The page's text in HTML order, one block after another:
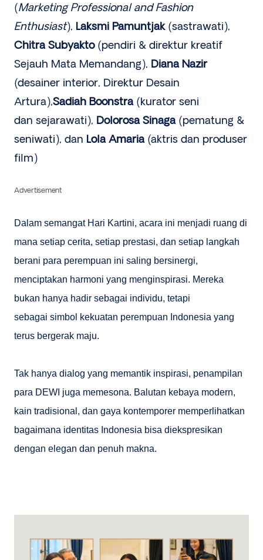
(Marketing Professional and Fashion
Enthusiast), Laksmi Pamuntjak(sastrawati),
Chitra Subyakto (pendiri & direktur kreatif
Sejauh Mata Memandang), Diana Nazir
(desainer interior, Direktur Desain
Artura),Sadiah Boonstra (kurator seni
dan sejarawati), Dolorosa Sinaga (pematung &
seniwati), dan Lola Amaria (aktris dan produser
film)
Advertisement
Dalam semangat Hari Kartini, acara ini menjadi ruang di
mana setiap cerita, setiap prestasi, dan setiap langkah
berani para perempuan ini saling bersinergi,
menciptakan harmoni yang menginspirasi. Mereka
bukan hanya hadir sebagai individu, tetapi
sebagai simbol kekuatan perempuan Indonesia yang
terus bergerak maju.
Tak hanya dialog yang memantik inspirasi, penampilan
para DEWI juga memesona. Balutan kebaya modern,
kain tradisional, dan gaya kontemporer memperlihatkan
bagaimana identitas Indonesia bisa diekspresikan
dengan elegan dan penuh makna.